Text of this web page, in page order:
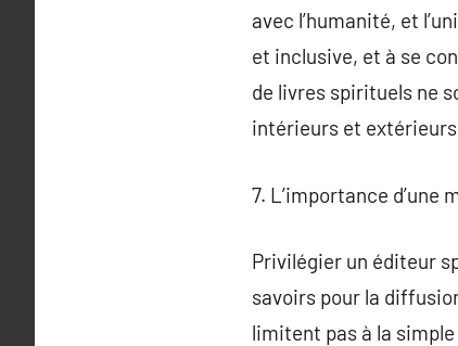
avec l’humanité, et
et inclusive, et à se
de livres spirituels ne
intérieurs et
7. L’importance d’une
Privilégier un éditeur
savoirs pour la
limitent pas à la